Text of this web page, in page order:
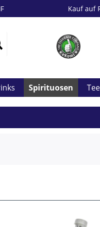
Kauf auf
Spirituosen Tee